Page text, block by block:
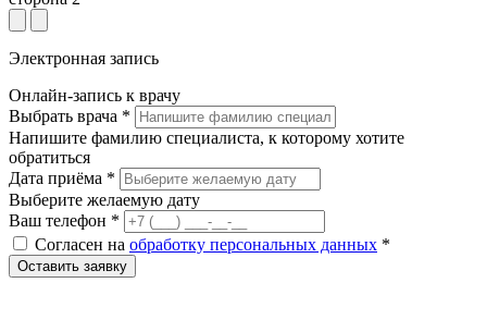
Электронная запись
Онлайн-запись к врачу
Выбрать врача *
Напишите фамилию специалиста, к которому хотите
обратиться
Дата приёма *
Выберите желаемую дату
Ваш телефон *
Согласен на обработку персональных данных *
Оставить заявку